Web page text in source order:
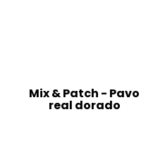
Mix & Patch - Pavo
real dorado